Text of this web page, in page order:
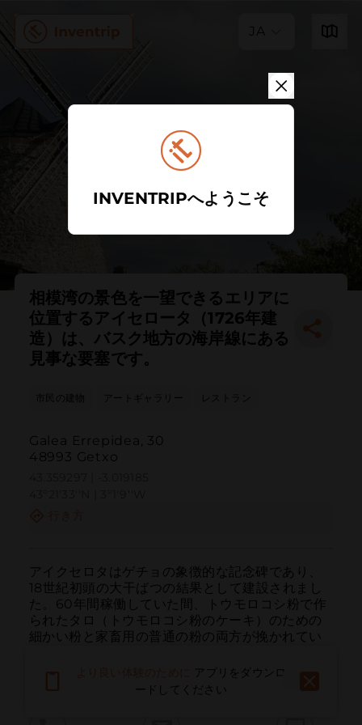
JA
相模湾の景色を一望できるエリアに
位置するアイセロータ（1726年建
造）は、バスク地方の海岸線にある
見事な要塞です。
アートギャラリー レストラン
Galea Errepidea, 30
48993 Getxo
アイクセロタはゲチョの象徴的な記念碑であり、
18世紀初頭の大干ばつの結果として建設されまし
た。60年間稼働していた間、トウモロコシ粉で作
られたタロ（トウモロコシ粉のケーキ）のための
細かい粉と家畜用の普通の粉の両方が挽かれてい
アプリをダウンロ
ードしてください
INVENTRIPへようこそ